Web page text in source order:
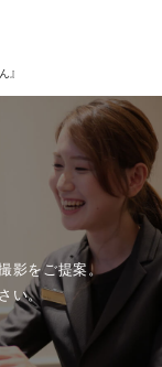
』
影をご提案。
い。